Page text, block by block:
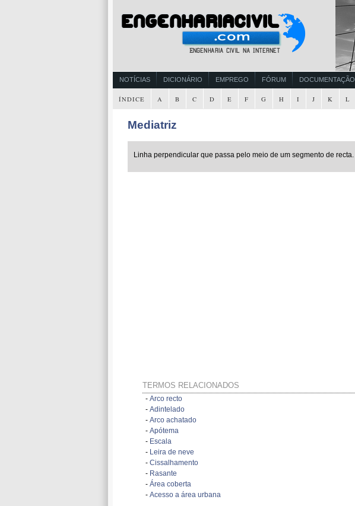
NOTÍCIAS DICIONÁRIO EMPREGO FÓRUM DOCUMENTAÇÃO
ÍNDICE A B C D E F G H I J K L
Mediatriz
Linha perpendicular que passa pelo meio de um segmento de recta.
TERMOS RELACIONADOS
- Arco recto
- Adintelado
- Arco achatado
- Apótema
- Escala
- Leira de neve
- Cissalhamento
- Rasante
- Área coberta
- Acesso a área urbana